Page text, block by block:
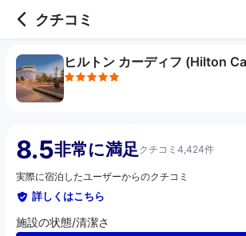
クチコミ
ヒルトン カーディフ (Hilton
8.5非常に満足 クチコミ4,424件
実際に宿泊したユーザーからのクチコミ
詳しくはこちら
施設の状態/清潔さ